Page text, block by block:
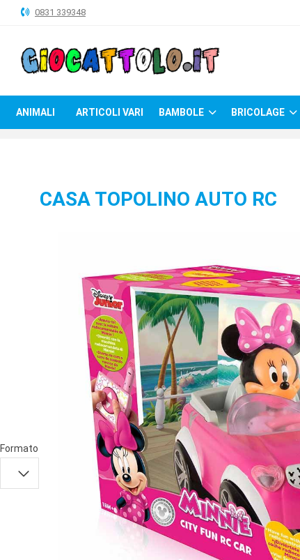
ANIMALI
BAMBOLE
BORSETTE
0831 339348
ANIMALI ARTICOLI VARI BAMBOLE BRICOLAGE
CASA TOPOLINO AUTO RC
Formato